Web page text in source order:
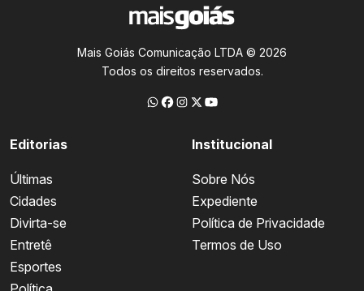
Mais Goiás Comunicação LTDA © 2026
Todos os direitos reservados.
Editorias
Últimas
Cidades
Divirta-se
Entretê
Esportes
Institucional
Sobre Nós
Expediente
Política de Privacidade
Termos de Uso